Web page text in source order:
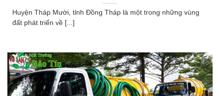
Huyện Tháp Mười, tỉnh Đồng Tháp là một trong những vùng
đất phát triển về [...]